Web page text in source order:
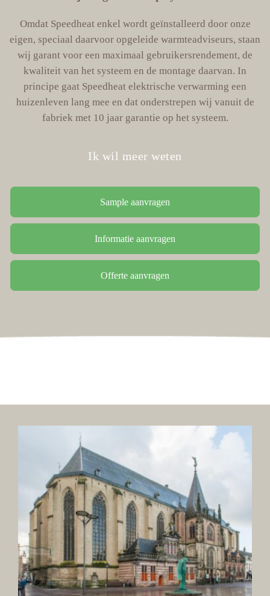
Omdat Speedheat enkel wordt geïnstalleerd door onze
eigen, speciaal daarvoor opgeleide warmteadviseurs, staan
wij garant voor een maximaal gebruikersrendement, de
kwaliteit van het systeem en de montage daarvan. In
principe gaat Speedheat elektrische verwarming een
huizenleven lang mee en dat onderstrepen wij vanuit de
fabriek met 10 jaar garantie op het systeem.
Ik wil meer weten
Sample aanvragen
Informatie aanvragen
Offerte aanvragen